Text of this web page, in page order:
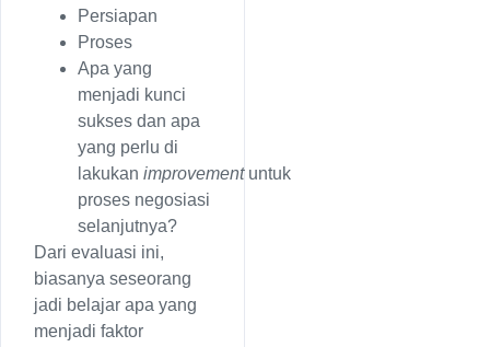
Persiapan
Proses
Apa yang
menjadi kunci
sukses dan apa
yang perlu di
lakukan improvementuntuk
proses negosiasi
selanjutnya?
Dari evaluasi ini,
biasanya seseorang
jadi belajar apa yang
menjadi faktor